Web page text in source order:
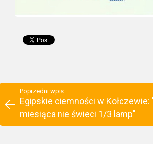
Poprzedni wpis
Egipskie ciemności w Kołczewie:
miesiąca nie świeci 1/3 lamp"